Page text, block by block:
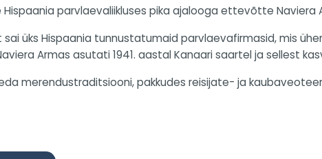
parvlaevaliikluses pika ajalooga ettevõtte Naviera
üks Hispaania tunnustatumaid parvlaevafirmasid, mis
Armas asutati 1941. aastal Kanaari saartel ja sellest
merendustraditsiooni, pakkudes reisijate- ja